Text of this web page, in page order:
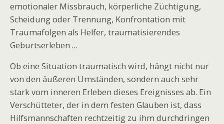
emotionaler Missbrauch, körperliche Züchtigung,
Scheidung oder Trennung, Konfrontation mit
Traumafolgen als Helfer, traumatisierendes
Geburtserleben …
Ob eine Situation traumatisch wird, hängt nicht nur
von den äußeren Umständen, sondern auch sehr
stark vom inneren Erleben dieses Ereignisses ab. Ein
Verschütteter, der in dem festen Glauben ist, dass
Hilfsmannschaften rechtzeitig zu ihm durchdringen